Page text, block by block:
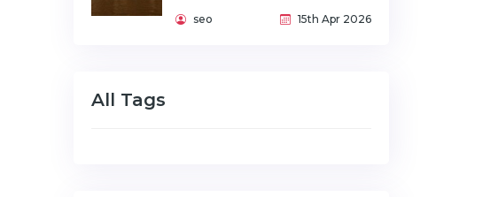
seo 15th Apr 2026
All Tags